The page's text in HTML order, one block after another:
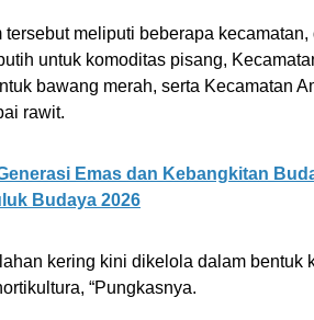
tersebut meliputi beberapa kecamatan,
untuk komoditas pisang,
bawang merah, serta Kecamatan
rawit.
Emas dan Kebangkitan
Budaya 2026
kering kini dikelola dalam bentuk
“Pungkasnya.